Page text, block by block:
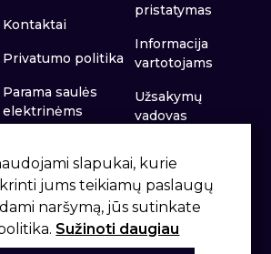
Kontaktai
Privatumo politika
Parama saulės
elektrinėms
pristatymas
Informacija
vartotojams
Užsakymų
vadovas
slapukai, kurie
jums teikiamų paslaugų
naršymą, jūs sutinkate
Sužinoti daugiau